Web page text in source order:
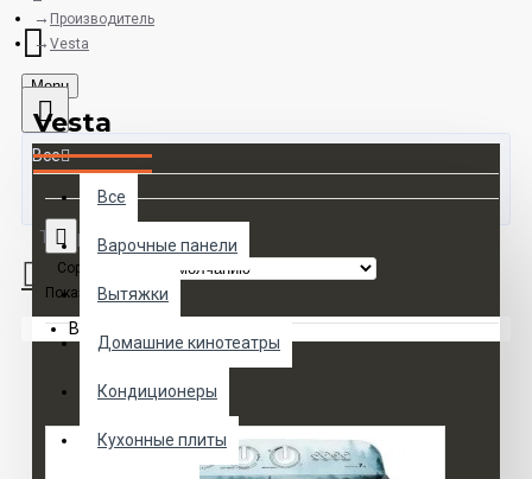
Menu
Все
Все
Варочные панели
Вытяжки
Домашние кинотеатры
Кондиционеры
Кухонные плиты
Товаров 0 (0 руб.)
Ваша корзина пуста!
Производитель
Vesta
Vesta
Сортировка:
Показать: